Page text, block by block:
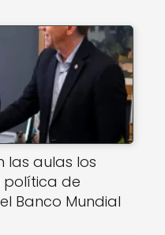
las aulas los
política de
Banco Mundial